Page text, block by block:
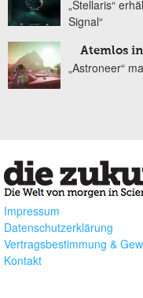
„Stellaris“
Signal“
Atemlos in
„Astroneer“
Impressum
Datenschutzerklärung
Vertragsbestimmung &
Kontakt